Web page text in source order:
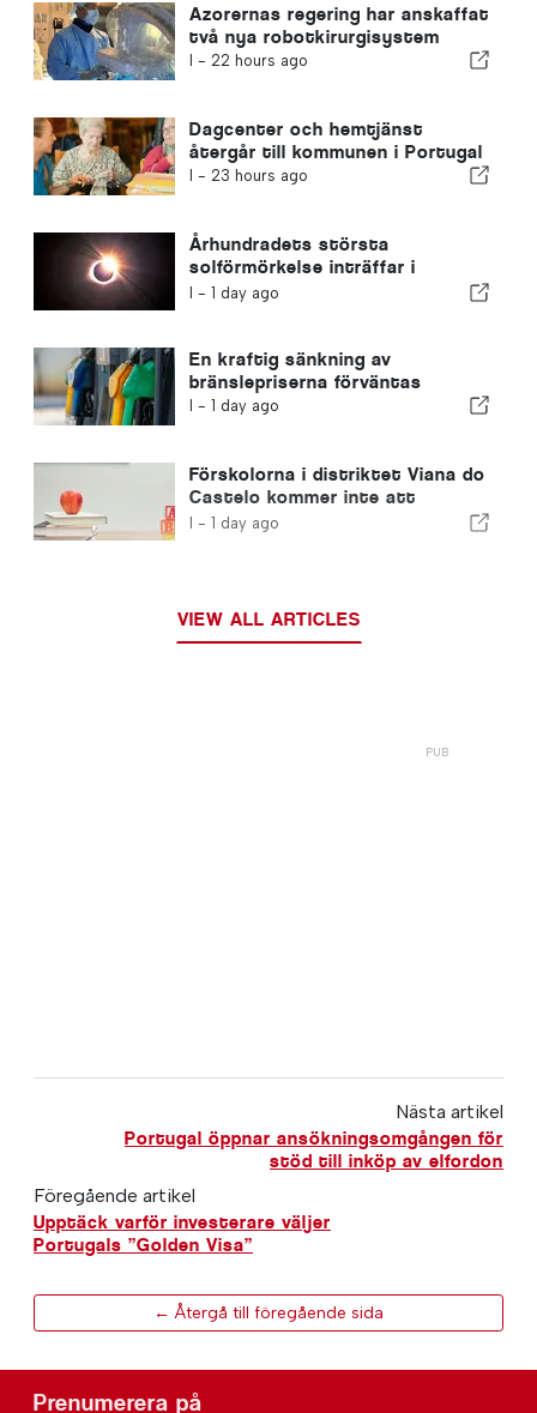
Azorernas regering har anskaffat
två nya robotkirurgisystem
I - 22 hours ago
Dagcenter och hemtjänst
återgår till kommunen i Portugal
I - 23 hours ago
Århundradets största
solförmörkelse inträffar i
Portugal
I - 1 day ago
En kraftig sänkning av
bränslepriserna förväntas
I - 1 day ago
Förskolorna i distriktet Viana do
Castelo kommer inte att
stängas
I - 1 day ago
VIEW ALL ARTICLES
Nästa artikel
Portugal öppnar ansökningsomgången för
stöd till inköp av elfordon
Föregående artikel
Upptäck varför investerare väljer
Portugals ”Golden Visa”
← Återgå till föregående sida
Prenumerera på